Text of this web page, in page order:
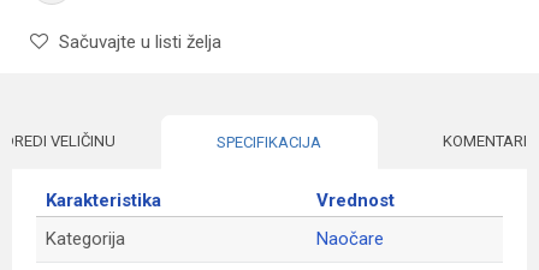
Sačuvajte u listi želja
VELIČINU SPECIFIKACIJA KOMENTARI
Karakteristika
Vrednost
Kategorija
Naočare